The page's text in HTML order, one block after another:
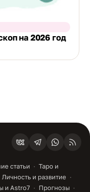
на 2026 год
статьи
Таро и
Личность и развитие
и Astro7
Прогнозы